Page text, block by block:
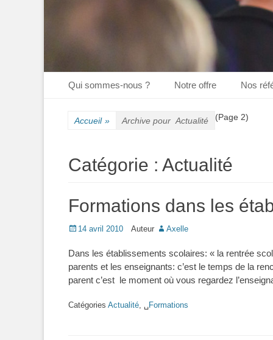
Premier menu
Qui sommes-nous ? Notre offre Nos
Accueil » Archive pour Actualité (Page 2)
Catégorie : Actualité
Formations dans les
Posté14 avril 2010 Auteur Axelle
Dans les établissements scolaires: « la rentrée
parents et les enseignants: c’est le temps de la
parent c’est le moment où vous regardez
Catégories Actualité, ␣Formations